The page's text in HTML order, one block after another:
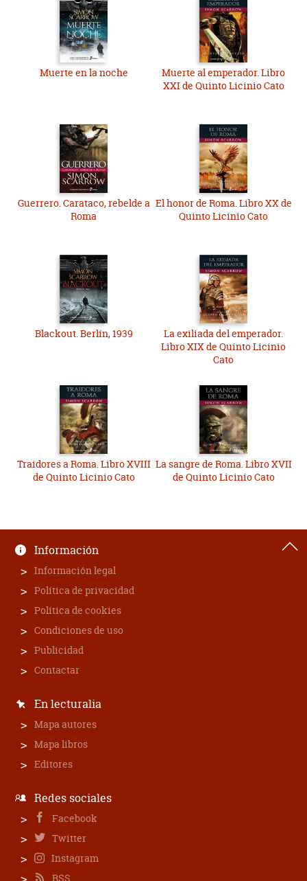
Muerte en la noche
Muerte al emperador. Libro
XXI de Quinto Licinio Cato
Guerrero. Carataco, rebelde a
Roma
El honor de Roma. Libro XX de
Quinto Licinio Cato
Blackout. Berlín, 1939
La exiliada del emperador.
Libro XIX de Quinto Licinio
Cato
Traidores a Roma. Libro XVIII
de Quinto Licinio Cato
La sangre de Roma. Libro XVII
de Quinto Licinio Cato
Información
Información legal
Política de privacidad
Política de cookies
Condiciones de uso
Publicidad
Contactar
En lecturalia
Mapa autores
Mapa libros
Editores
Redes sociales
Facebook
Twitter
Instagram
RSS